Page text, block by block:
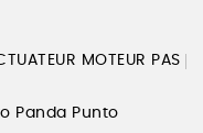
MOTEUR PAS
Panda Punto